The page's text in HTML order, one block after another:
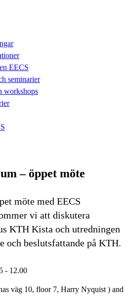
EECS
seminarier
workshops
– öppet möte
möte med EECS
vi att diskutera
KTH Kista och utredningen
beslutsfattande på KTH.
- 12.00
väg 10, floor 7, Harry Nyquist ) and